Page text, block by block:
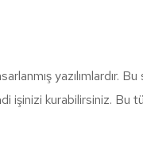
yazılımlardır.
işinizi kurabilirsiniz. Bu